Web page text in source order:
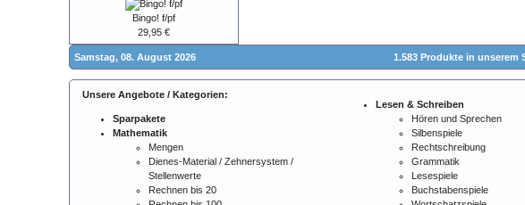
Bingo! f/pf
29,95 €
Samstag, 08. August 2026 1.583 Produkte in unserem
Unsere Angebote / Kategorien:
Sparpakete
Mathematik
Mengen
Dienes-Material / Zehnersystem /
Stellenwerte
Rechnen bis 20
Lesen & Schreiben
Hören und Sprechen
Silbenspiele
Rechtschreibung
Grammatik
Lesespiele
Buchstabenspiele